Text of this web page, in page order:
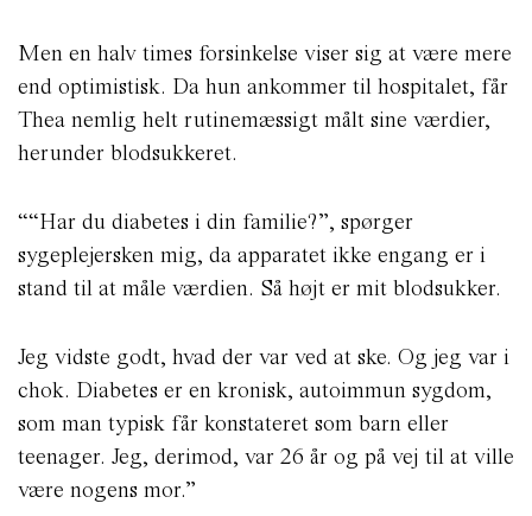
Men en halv times forsinkelse viser sig at være mere
end optimistisk. Da hun ankommer til hospitalet, får
Thea nemlig helt rutinemæssigt målt sine værdier,
herunder blodsukkeret.
““Har du diabetes i din familie?”, spørger
sygeplejersken mig, da apparatet ikke engang er i
stand til at måle værdien. Så højt er mit blodsukker.
Jeg vidste godt, hvad der var ved at ske. Og jeg var i
chok. Diabetes er en kronisk, autoimmun sygdom,
som man typisk får konstateret som barn eller
teenager. Jeg, derimod, var 26 år og på vej til at ville
være nogens mor.”